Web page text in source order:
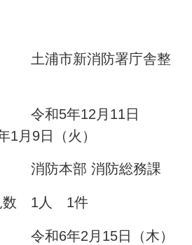
市新消防署庁舎整
5年12月11日
1月9日（火）
本部 消防総務課
数 1人 1件
年2月15日（木）